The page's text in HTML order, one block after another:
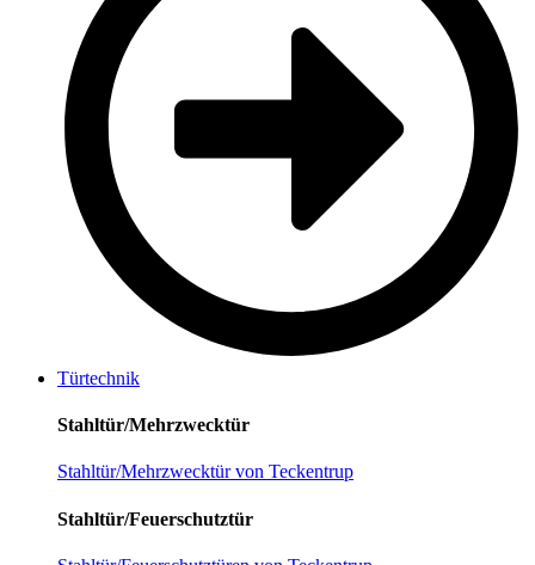
Türtechnik
Stahltür/Mehrzwecktür
Stahltür/Mehrzwecktür von Teckentrup
Stahltür/Feuerschutztür